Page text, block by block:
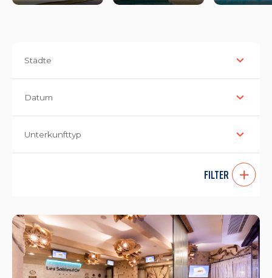
Städte
Datum
Unterkunfttyp
FILTER